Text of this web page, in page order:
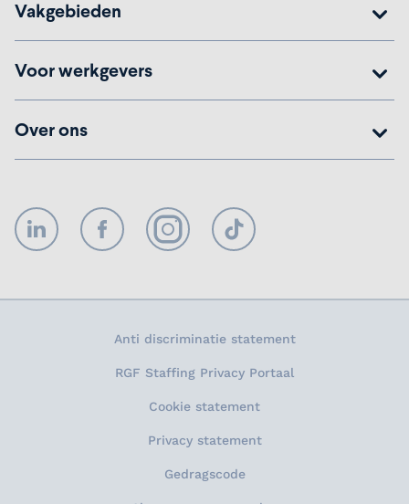
Vakgebieden
Voor werkgevers
Over ons
LinkedIn FacebookInstagramTikTok
Anti discriminatie statement
RGF Staffing Privacy Portaal
Cookie statement
Privacy statement
Gedragscode